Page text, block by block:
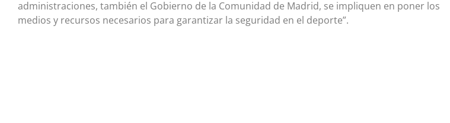
administraciones, también el Gobierno de la Comunidad de Madrid, se impliquen en poner los
medios y recursos necesarios para garantizar la seguridad en el deporte”.